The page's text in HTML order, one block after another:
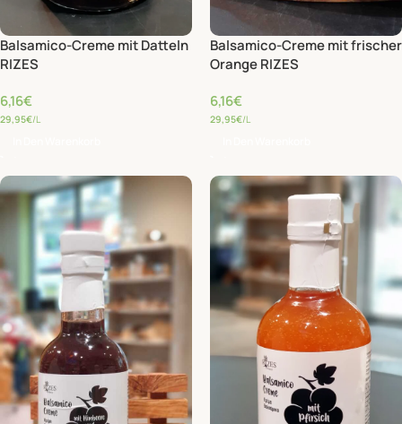
Balsamico-Creme mit Datteln
RIZES
6,16€
29,95€/L
Balsamico-Creme mit frischer
Orange RIZES
6,16€
29,95€/L